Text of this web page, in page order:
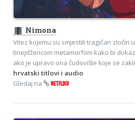
theaters Nimona
Vitez kojemu su smjestili tragičan zločin
tinejdžericom metamorfom kako bi
ako je upravo ona čudovište koje se
hrvatski titlovi i audio
Gledaj na
NETFLIXU